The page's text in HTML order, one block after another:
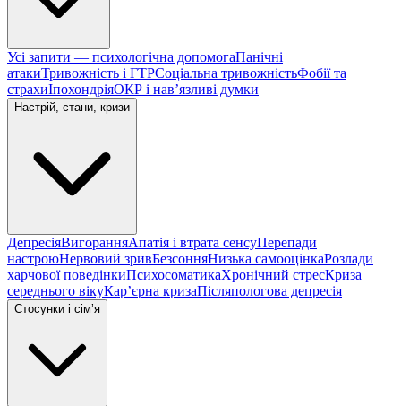
Усі запити — психологічна допомогаПанічні
атакиТривожність і ГТРСоціальна тривожністьФобії та
страхиІпохондріяОКР і навʼязливі думки
Настрій, стани, кризи
ДепресіяВигоранняАпатія і втрата сенсуПерепади
настроюНервовий зривБезсонняНизька самооцінкаРозлади
харчової поведінкиПсихосоматикаХронічний стресКриза
середнього вікуКарʼєрна кризаПісляпологова депресія
Стосунки і сімʼя